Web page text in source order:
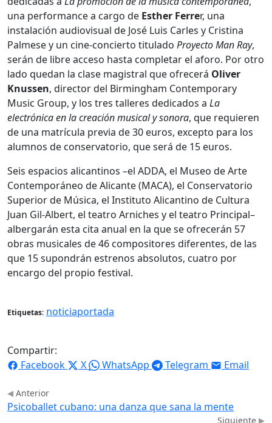
una performance a cargo de Esther Ferrer, una
instalación audiovisual de José Luis Carles y Cristina
Palmese y un cine-concierto titulado Proyecto Man Ray,
serán de libre acceso hasta completar el aforo. Por otro
lado quedan la clase magistral que ofrecerá Oliver
Knussen, director del Birmingham Contemporary
Music Group, y los tres talleres dedicados a La
electrónica en la creación musical y sonora, que requieren
de una matrícula previa de 30 euros, excepto para los
alumnos de conservatorio, que será de 15 euros.
Seis espacios alicantinos –el ADDA, el Museo de Arte
Contemporáneo de Alicante (MACA), el Conservatorio
Superior de Música, el Instituto Alicantino de Cultura
Juan Gil-Albert, el teatro Arniches y el teatro Principal–
albergarán esta cita anual en la que se ofrecerán 57
obras musicales de 46 compositores diferentes, de las
que 15 supondrán estrenos absolutos, cuatro por
encargo del propio festival.
Etiquetas: noticiaportada
Compartir:
Facebook
X WhatsApp Telegram Email
Anterior
Psicoballet cubano: una danza que sana la mente
Siguiente